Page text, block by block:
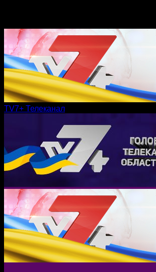
TV7+ Телеканал